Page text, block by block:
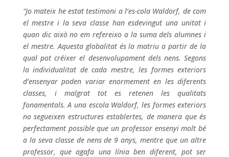
“Jo mateix he estat testimoni a l’es-cola Waldorf, de com
el mestre i la seva classe han esdevingut una unitat i
quan dic això no em refereixo a la sumadels alumnes i
el mestre. Aquesta globalitat és la matriu a partir de la
qual pot créixer el desenvolupament dels nens. Segons
la individualitat de cada mestre, les formes exteriors
d’ensenyar poden variar enormement en les diferents
classes, i malgrat tot es retenen les qualitats
fonamentals. A una escola Waldorf, les formes exteriors
no segueixen estructures establertes, de manera que és
perfectament possible que un professor ensenyi molt bé
a la seva classe de nens de 9 anys, mentre que un altre
professor, que agafa una línia ben diferent, pot ser